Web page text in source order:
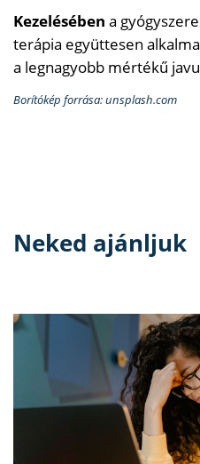
Kezelésében a
terápia együttesen
a legnagyobb mértékű
Borítókép forrása: unsplash.com
Neked ajánljuk